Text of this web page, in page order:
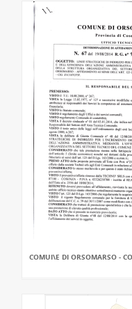
COMUI\E DI ORSOMARSO -